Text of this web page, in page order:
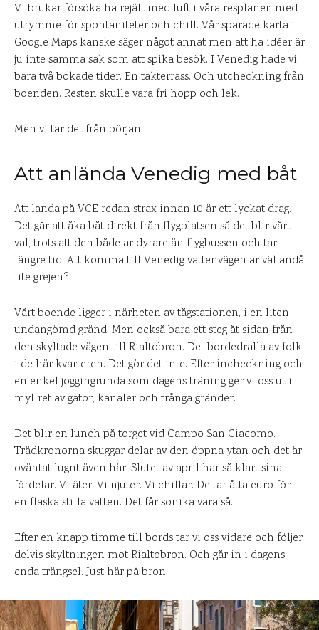
Vi brukar försöka ha rejält med luft i våra resplaner, med
utrymme för spontaniteter och chill. Vår sparade karta i
Google Maps kanske säger något annat men att ha idéer är
ju inte samma sak som att spika besök. I Venedig hade vi
bara två bokade tider. En takterrass. Och utcheckning från
boenden. Resten skulle vara fri hopp och lek.
Men vi tar det från början.
Att anlända Venedig med båt
Att landa på VCE redan strax innan 10 är ett lyckat drag.
Det går att åka båt direkt från flygplatsen så det blir vårt
val, trots att den både är dyrare än flygbussen och tar
längre tid. Att komma till Venedig vattenvägen är väl ändå
lite grejen?
Vårt boende ligger i närheten av tågstationen, i en liten
undangömd gränd. Men också bara ett steg åt sidan från
den skyltade vägen till Rialtobron. Det bordedrälla av folk
i de här kvarteren. Det gör det inte. Efter incheckning och
en enkel joggingrunda som dagens träning ger vi oss ut i
myllret av gator, kanaler och trånga gränder.
Det blir en lunch på torget vid Campo San Giacomo.
Trädkronorna skuggar delar av den öppna ytan och det är
oväntat lugnt även här. Slutet av april har så klart sina
fördelar. Vi äter. Vi njuter. Vi chillar. De tar åtta euro för
en flaska stilla vatten. Det får sonika vara så.
Efter en knapp timme till bords tar vi oss vidare och följer
delvis skyltningen mot Rialtobron. Och går in i dagens
enda trängsel. Just här på bron.